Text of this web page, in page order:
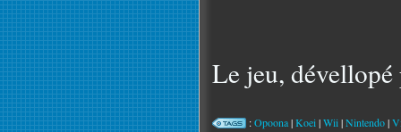
Le jeu, dévellopé
:Opoona|Koei|Wii|Nintendo|